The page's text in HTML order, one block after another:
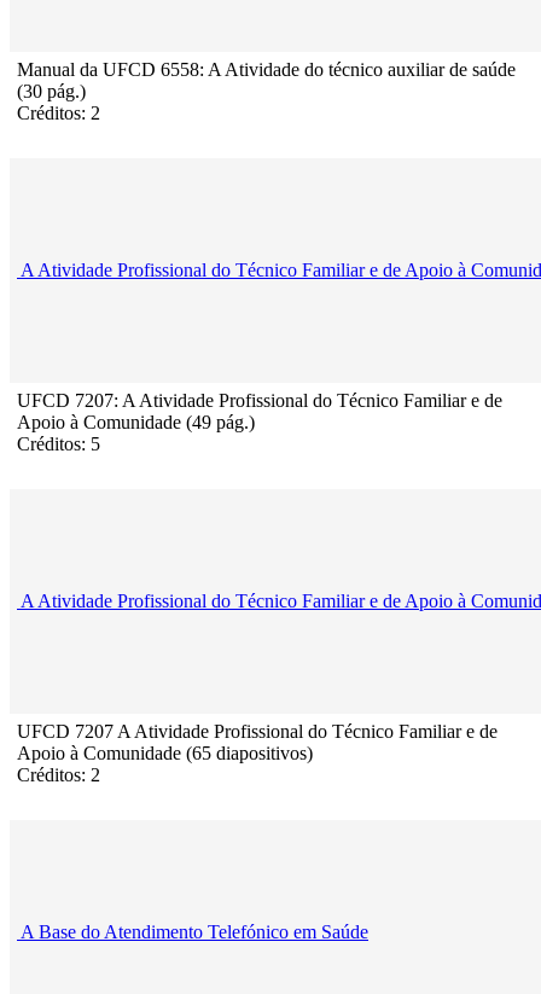
Manual da UFCD 6558: A Atividade do técnico auxiliar de saúde
(30 pág.)
Créditos: 2
A Atividade Profissional do Técnico Familiar e de Apoio à
UFCD 7207: A Atividade Profissional do Técnico Familiar e de
Apoio à Comunidade (49 pág.)
Créditos: 5
A Atividade Profissional do Técnico Familiar e de Apoio à
UFCD 7207 A Atividade Profissional do Técnico Familiar e de
Apoio à Comunidade (65 diapositivos)
Créditos: 2
A Base do Atendimento Telefónico em Saúde